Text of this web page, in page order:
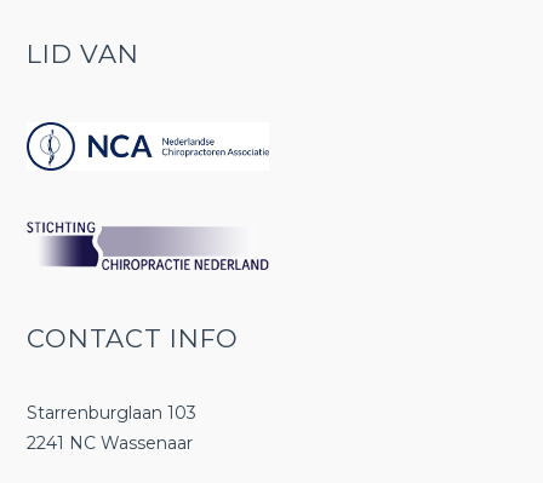
LID VAN
CONTACT INFO
Starrenburglaan 103
2241 NC Wassenaar